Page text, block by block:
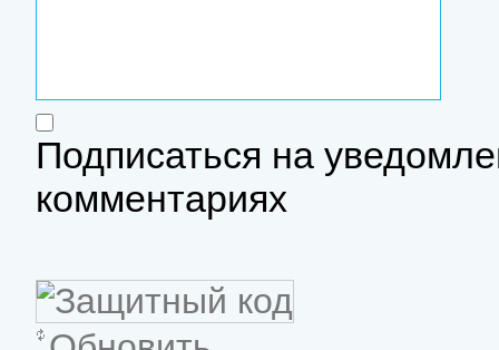
Подписаться на
комментариях